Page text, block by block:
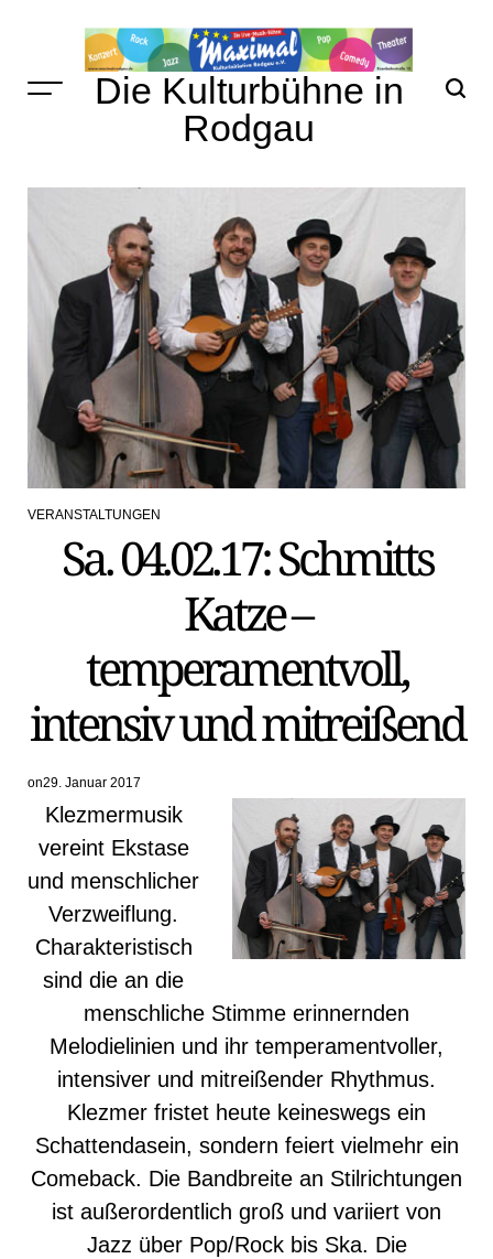
to
content
Die Kulturbühne in
Rodgau
POSTED
VERANSTALTUNGEN
Sa. 04.02.17: Schmitts
Katze –
temperamentvoll,
intensiv und mitreißend
on29. Januar 2017
Klezmermusik
vereint Ekstase
und menschlicher
Verzweiflung.
Charakteristisch
sind die an die
menschliche Stimme erinnernden
Melodielinien und ihr temperamentvoller,
intensiver und mitreißender Rhythmus.
Klezmer fristet heute keineswegs ein
Schattendasein, sondern feiert vielmehr ein
Comeback. Die Bandbreite an Stilrichtungen
ist außerordentlich groß und variiert von
Jazz über Pop/Rock bis Ska. Die